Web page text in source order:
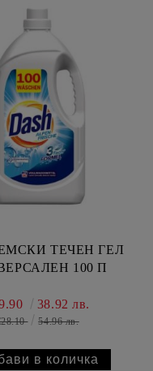
ТЕЧЕН ГЕЛ
100 П
38.92 лв.
54.96 лв.